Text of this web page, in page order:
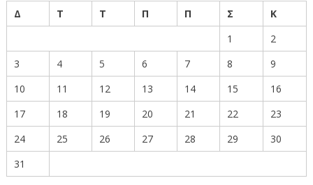
Δ
Τ Τ Π Π Σ
Κ
1
2
3
4 5 6 7 8
9
10
11 12 13 14 15
16
17
18 19 20 21 22
23
24
25 26 27 28 29
30
31